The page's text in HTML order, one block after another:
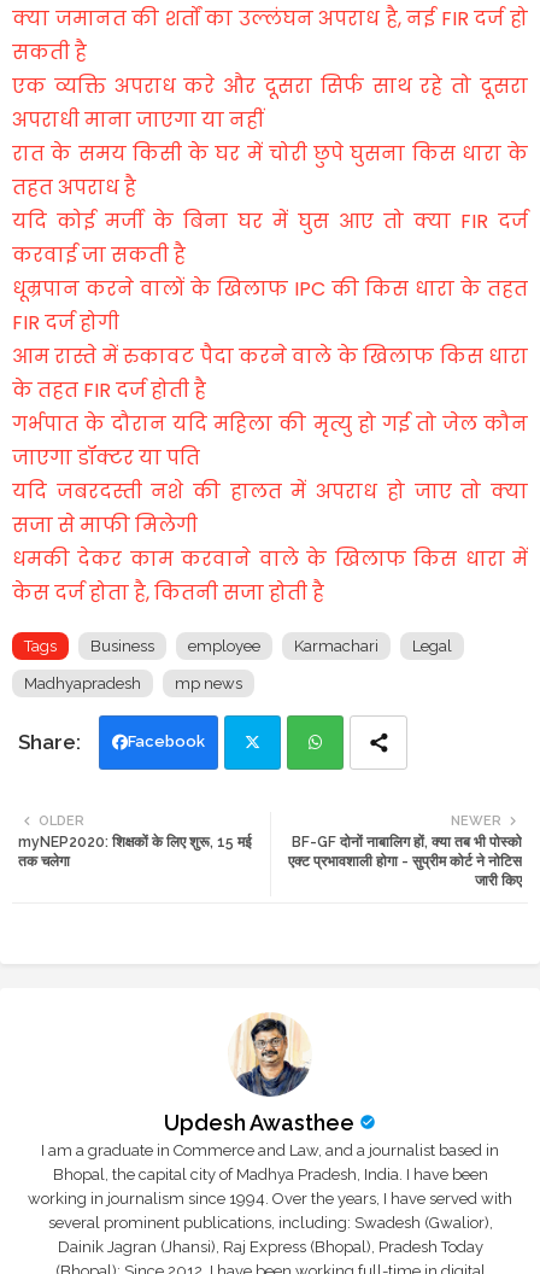
क्या जमानत की शर्तों का उल्लंघन अपराध है, नई FIR दर्ज हो
सकती है
एक व्यक्ति अपराध करे और दूसरा सिर्फ साथ रहे तो दूसरा
अपराधी माना जाएगा या नहीं
रात के समय किसी के घर में चोरी छुपे घुसना किस धारा के
तहत अपराध है
यदि कोई मर्जी के बिना घर में घुस आए तो क्या FIR दर्ज
करवाई जा सकती है
धूम्रपान करने वालों के खिलाफ IPC की किस धारा के तहत
FIR दर्ज होगी
आम रास्ते में रुकावट पैदा करने वाले के खिलाफ किस धारा
के तहत FIR दर्ज होती है
गर्भपात के दौरान यदि महिला की मृत्यु हो गई तो जेल कौन
जाएगा डॉक्टर या पति
यदि जबरदस्ती नशे की हालत में अपराध हो जाए तो क्या
सजा से माफी मिलेगी
धमकी देकर काम करवाने वाले के खिलाफ किस धारा में
केस दर्ज होता है, कितनी सजा होती है
Tags Business employee Karmachari Legal
Madhyapradesh mp news
Facebook
tte ats
NEWER
BF-GF दोनों नाबालिग हों, क्या तब भी पोस्को
एक्ट प्रभावशाली होगा - सुप्रीम कोर्ट ने नोटिस
जारी किए
OLDER
myNEP2020: शिक्षकों के लिए शुरू, 15 मई
तक चलेगा
Updesh Awasthee
I am a graduate in Commerce and Law, and a journalist based in
Bhopal, the capital city of Madhya Pradesh, India. I have been
working in journalism since 1994. Over the years, I have served with
several prominent publications, including: Swadesh (Gwalior),
Dainik Jagran (Jhansi), Raj Express (Bhopal), Pradesh Today